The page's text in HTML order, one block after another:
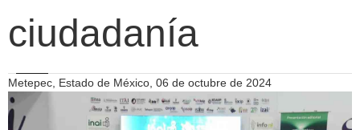
ciudadanía
Metepec, Estado de México, 06 de octubre de 2024